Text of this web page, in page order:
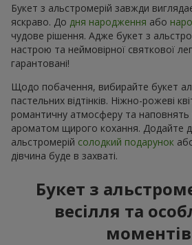
Букет з альстромерій завжди
яскраво. До дня народження або
чудове рішення. Адже букет з
настрою та неймовірної святкової
гарантовані!
Щодо побачення, вибирайте букет
пастельних відтінків. Ніжно-рожеві
романтичну атмосферу та наповнять
ароматом щирого кохання. Додайте
альстромерій солодкий подарунок
дівчина буде в захваті.
Букет з
весілля та
моментів